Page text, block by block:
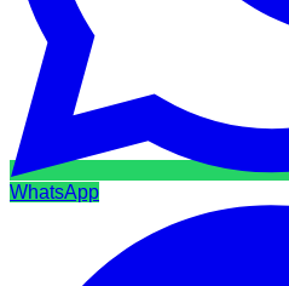
WhatsApp